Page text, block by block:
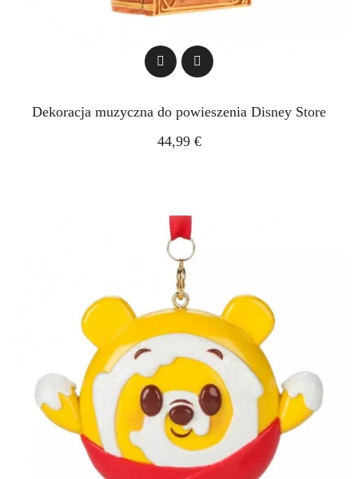
Dekoracja muzyczna do powieszenia Disney Store
44,99 €